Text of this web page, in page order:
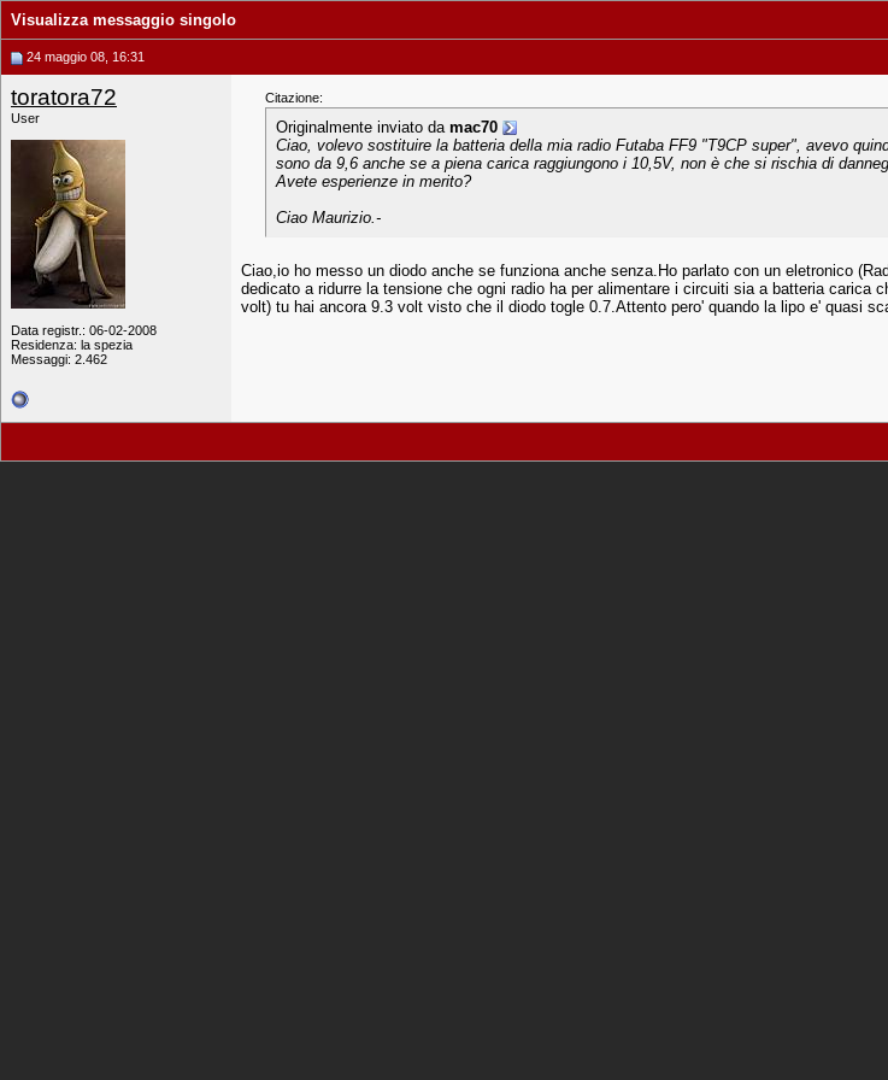
Visualizza messaggio singolo
24 maggio 08, 16:31
toratora72
User
Data registr.: 06-02-2008
Residenza: la spezia
Messaggi: 2.462
Citazione:
Originalmente inviato da mac70
Ciao, volevo sostituire la batteria della mia radio Futaba FF9 "T9CP super", avevo
sono da 9,6 anche se a piena carica raggiungono i 10,5V, non è che si rischia di
Avete esperienze in merito?
Ciao Maurizio.-
Ciao,io ho messo un diodo anche se funziona anche senza.Ho parlato con un eletronico
dedicato a ridurre la tensione che ogni radio ha per alimentare i circuiti sia a batteria
volt) tu hai ancora 9.3 volt visto che il diodo togle 0.7.Attento pero' quando la lipo e' quasi